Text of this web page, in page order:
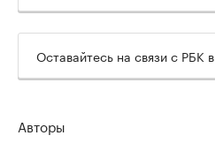
Оставайтесь на связи с РБК в
Авторы